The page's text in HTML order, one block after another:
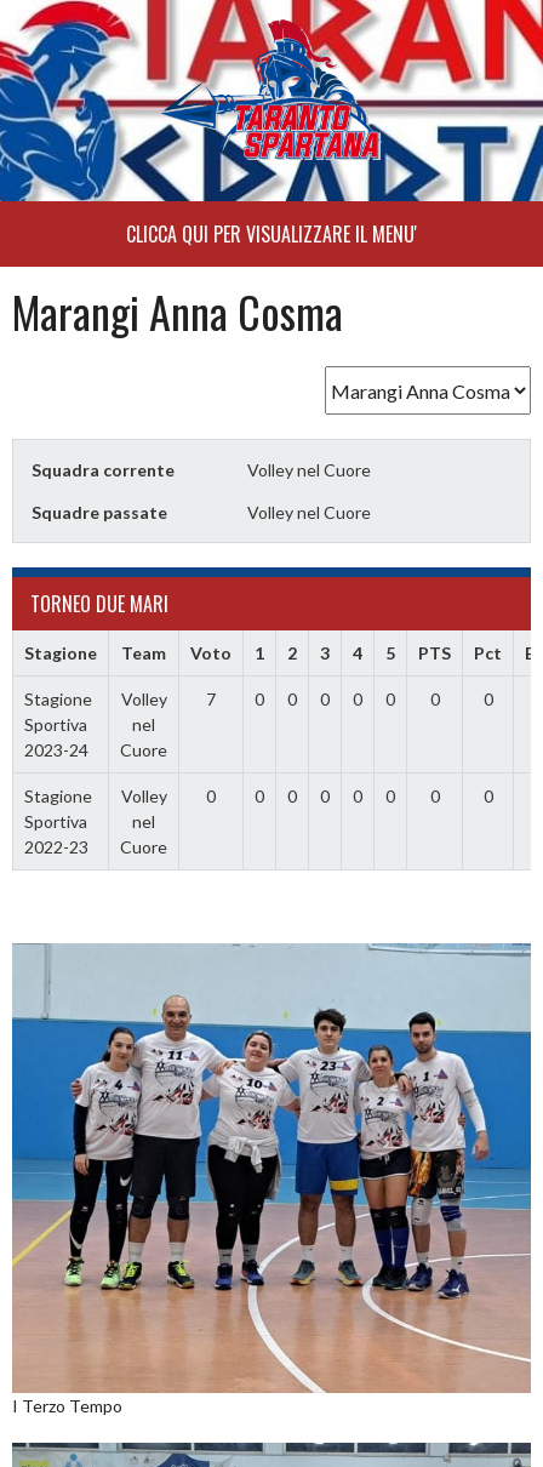
Skip
to
content
Marangi Anna Cosma
Squadra corrente Volley nel Cuore
Squadre passate Volley nel Cuore
TORNEO DUE MARI
Stagione Team Voto 1 2 3 4 5 PTS Pct
Stagione
Sportiva
2023-24
Volley
nel
Cuore
7 0 0 0 0 0 0 0
Stagione
Sportiva
2022-23
Volley
nel
Cuore
0 0 0 0 0 0 0 0
I Terzo Tempo